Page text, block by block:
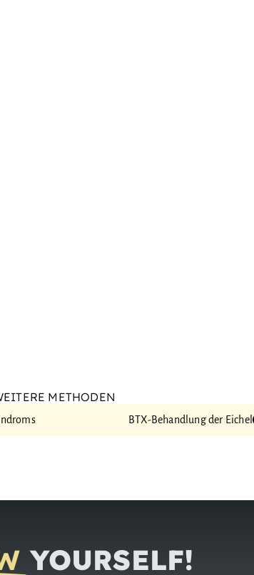
METHODEN
BTX-Behand­lung der Eichel
YOURSELF!